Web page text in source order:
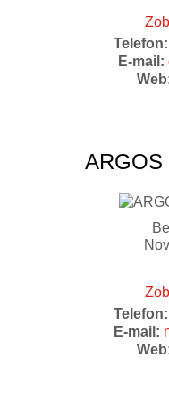
Telefon:
E-mail:
ARGOS
Telefon:
E-mail: